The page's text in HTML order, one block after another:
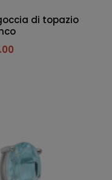
di topazio